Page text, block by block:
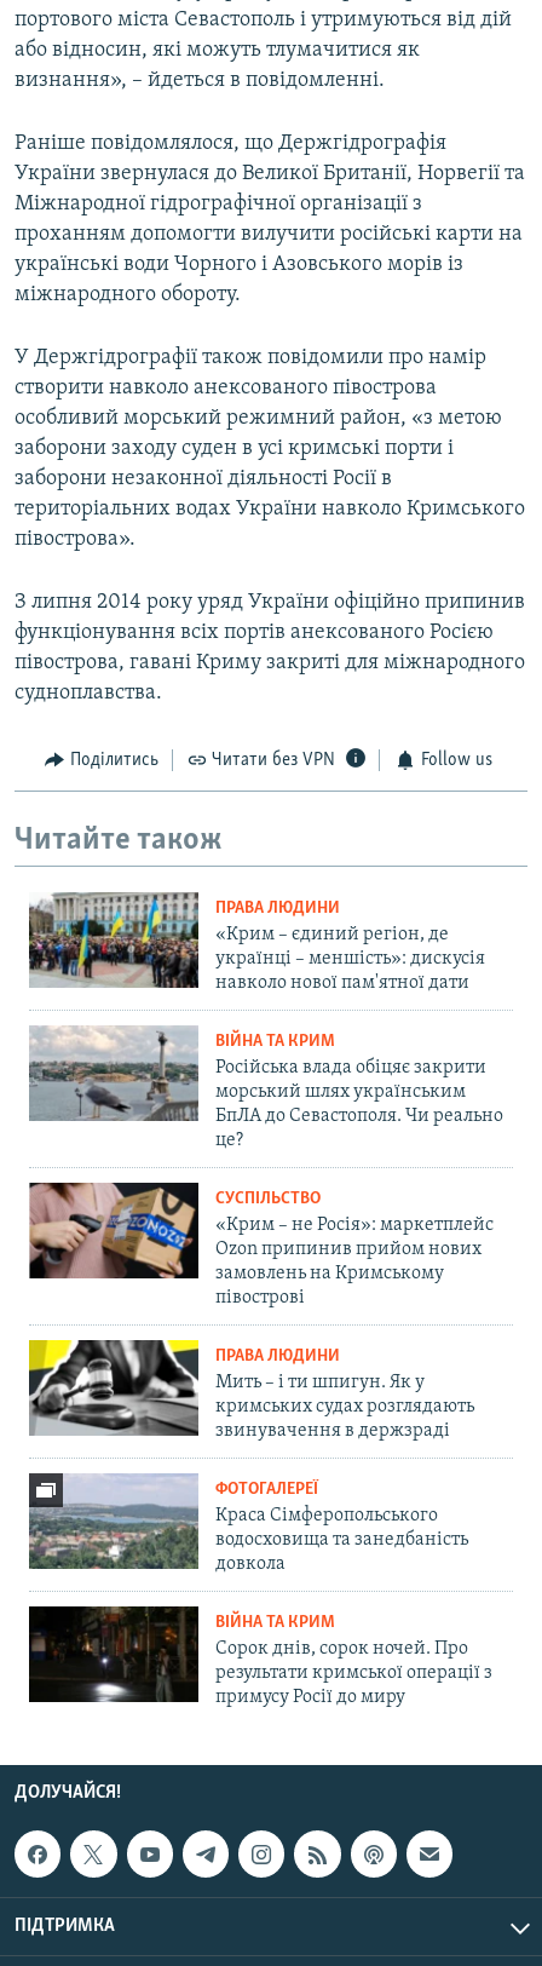
портового міста Севастополь і утримуються від дій
або відносин, які можуть тлумачитися як
визнання», – йдеться в повідомленні.
Раніше повідомлялося, що Держгідрографія
України звернулася до Великої Британії, Норвегії та
Міжнародної гідрографічної організації з
проханням допомогти вилучити російські карти на
українські води Чорного і Азовського морів із
міжнародного обороту.
У Держгідрографії також повідомили про намір
створити навколо анексованого півострова
особливий морський режимний район, «з метою
заборони заходу суден в усі кримські порти і
заборони незаконної діяльності Росії в
територіальних водах України навколо Кримського
півострова».
З липня 2014 року уряд України офіційно припинив
функціонування всіх портів анексованого Росією
півострова, гавані Криму закриті для міжнародного
судноплавства.
Поділитись Читати без VPN Follow us
Читайте також
ПРАВА ЛЮДИНИ
«Крим – єдиний регіон, де
українці – меншість»: дискусія
навколо нової пам'ятної дати
ВІЙНА ТА КРИМ
Російська влада обіцяє закрити
морський шлях українським
БпЛА до Севастополя. Чи реально
це?
СУСПІЛЬСТВО
«Крим – не Росія»: маркетплейс
Ozon припинив прийом нових
замовлень на Кримському
півострові
ПРАВА ЛЮДИНИ
Мить – і ти шпигун. Як у
кримських судах розглядають
звинувачення в держзраді
ФОТОГАЛЕРЕЇ
Краса Сімферопольського
водосховища та занедбаність
довкола
ВІЙНА ТА КРИМ
Сорок днів, сорок ночей. Про
результати кримської операції з
примусу Росії до миру
ДОЛУЧАЙСЯ!
ПІДТРИМКА